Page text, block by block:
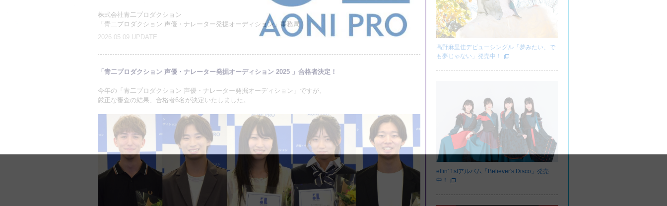
株式会社青二プロダクション
「青二プロダクション 声優・ナレーター発掘オーディション」事務局
2026.05.09 UPDATE
「青二プロダクション 声優・ナレーター発掘オーディション 2025 」合格者決定！
今年の「青二プロダクション 声優・ナレーター発掘オーディション」ですが、
厳正な審査の結果、合格者6名が決定いたしました。
高野麻里佳デビューシングル「夢みたい、で
も夢じゃない」発売中！
elfin' 1stアルバム「Believer's Disco」発売
中！